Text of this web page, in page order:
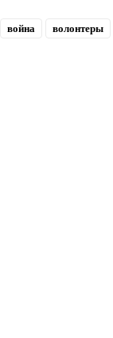
война волонтеры